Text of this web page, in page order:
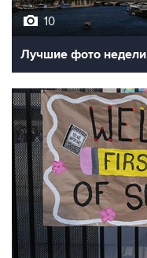
10
Лучшие фото недели